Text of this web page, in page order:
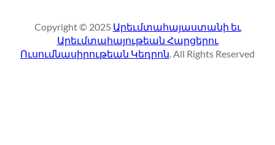
c
h
Copyright © 2025 Արեւմտահայաստանի եւ
Արեւմտահայութեան Հարցերու
Ուսումնասիրութեան Կեդրոն. All Rights Reserved